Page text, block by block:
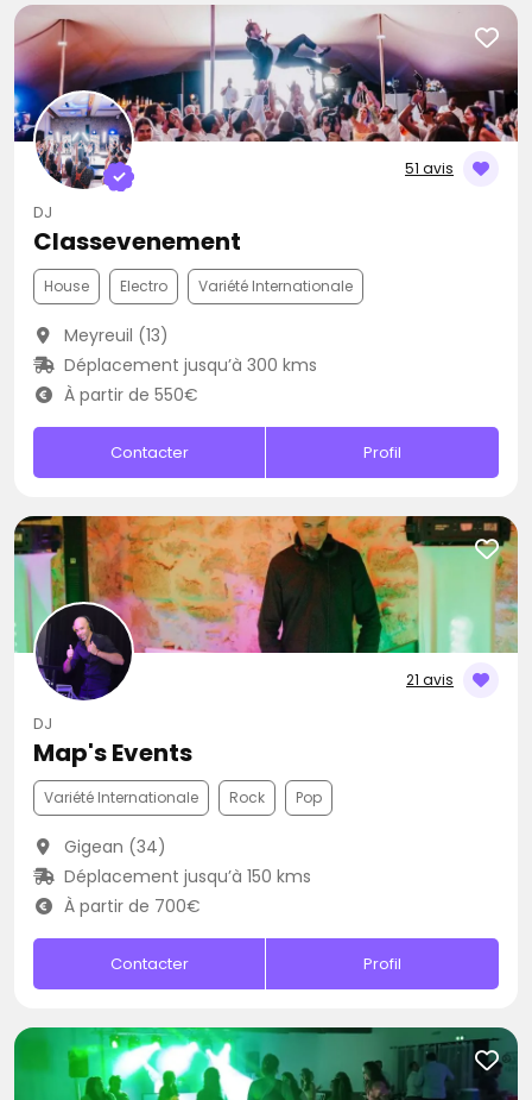
51 avis
DJ
Classevenement
House Electro Variété Internationale
Meyreuil (13)
Déplacement jusqu’à 300 kms
À partir de 550€
Contacter Profil
21 avis
DJ
Map's Events
Variété Internationale Rock Pop
Gigean (34)
Déplacement jusqu’à 150 kms
À partir de 700€
Contacter Profil